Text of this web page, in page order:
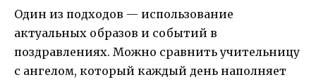
Один из подходов — использование
актуальных образов и событий в
поздравлениях. Можно сравнить учительницу
с ангелом, который каждый день наполняет